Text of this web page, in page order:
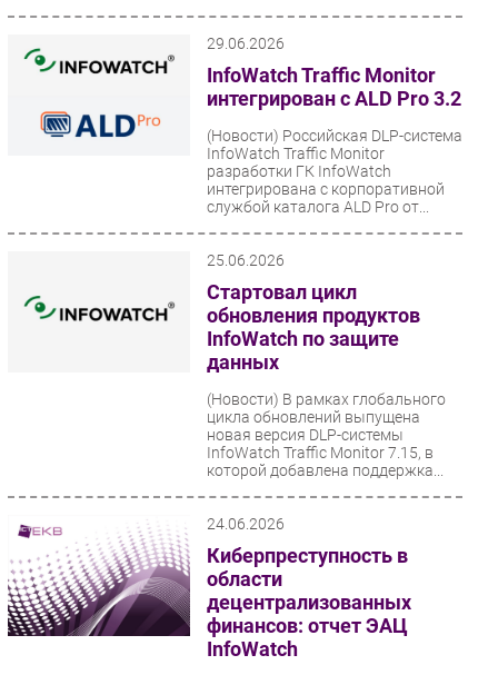
29.06.2026
InfoWatch Traffic Monitor
интегрирован с ALD Pro 3.2
(Новости) Российская DLP-система
InfoWatch Traffic Monitor
разработки ГК InfoWatch
интегрирована с корпоративной
службой каталога ALD Pro от...
25.06.2026
Стартовал цикл
обновления продуктов
InfoWatch по защите
данных
(Новости) В рамках глобального
цикла обновлений выпущена
новая версия DLP-системы
InfoWatch Traffic Monitor 7.15, в
которой добавлена поддержка...
24.06.2026
Киберпреступность в
области
децентрализованных
финансов: отчет ЭАЦ
InfoWatch